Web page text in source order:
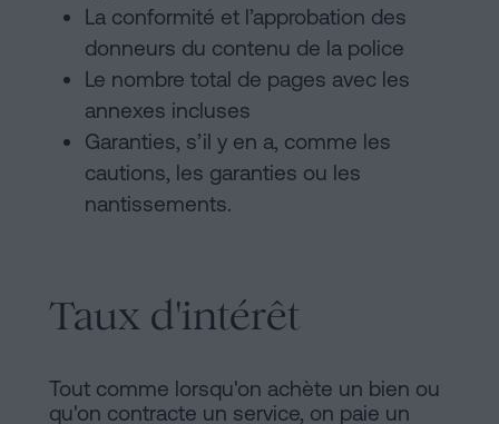
La conformité et l’approbation des
donneurs du contenu de la police
Le nombre total de pages avec les
annexes incluses
Garanties, s’il y en a, comme les
cautions, les garanties ou les
nantissements.
Taux d'intérêt
Tout comme lorsqu'on achète un bien ou
qu'on contracte un service, on paie un